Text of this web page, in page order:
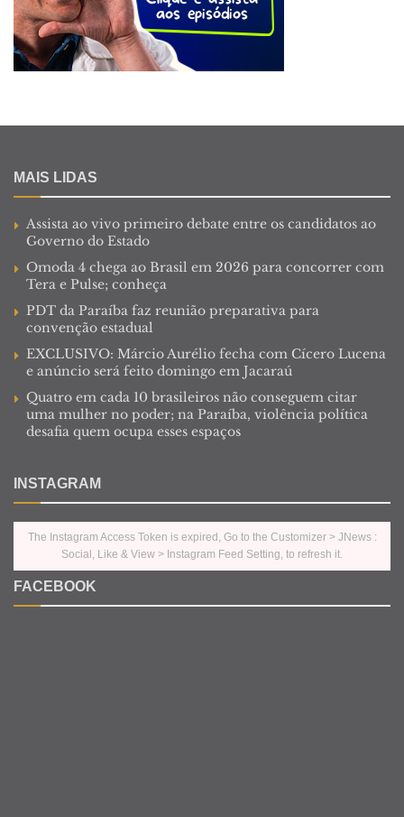
MAIS LIDAS
Assista ao vivo primeiro debate entre os candidatos ao
Governo do Estado
Omoda 4 chega ao Brasil em 2026 para concorrer com
Tera e Pulse; conheça
PDT da Paraíba faz reunião preparativa para
convenção estadual
EXCLUSIVO: Márcio Aurélio fecha com Cícero Lucena
e anúncio será feito domingo em Jacaraú
Quatro em cada 10 brasileiros não conseguem citar
uma mulher no poder; na Paraíba, violência política
desafia quem ocupa esses espaços
INSTAGRAM
The Instagram Access Token is expired, Go to the Customizer > JNews :
Social, Like & View > Instagram Feed Setting, to refresh it.
FACEBOOK